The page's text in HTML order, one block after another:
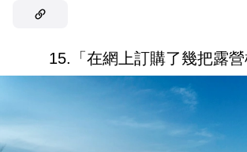
15.「在網上訂購了幾把露營